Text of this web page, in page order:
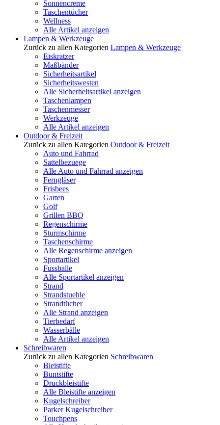
Sonnencreme
Taschentücher
Wellness
Alle Artikel anzeigen
Lampen & Werkzeuge
Zurück zu allen Kategorien Lampen & Werkzeuge
Eiskratzer
Maßbänder
Sicherheitsartikel
Sicherheitswesten
Alle Sicherheitsartikel anzeigen
Taschenlampen
Taschenmesser
Werkzeuge
Alle Artikel anzeigen
Outdoor & Freizeit
Zurück zu allen Kategorien Outdoor & Freizeit
Auto und Fahrrad
Sattelbezuege
Alle Auto und Fahrrad anzeigen
Ferngläser
Frisbees
Garten
Golf
Grillen BBQ
Regenschirme
Sturmschirme
Taschenschirme
Alle Regenschirme anzeigen
Sportartikel
Fussballe
Alle Sportartikel anzeigen
Strand
Strandstuehle
Strandtücher
Alle Strand anzeigen
Tierbedarf
Wasserbälle
Alle Artikel anzeigen
Schreibwaren
Zurück zu allen Kategorien Schreibwaren
Bleistifte
Buntstifte
Druckbleistifte
Alle Bleistifte anzeigen
Kugelschreiber
Parker Kugelschreiber
Touchpens